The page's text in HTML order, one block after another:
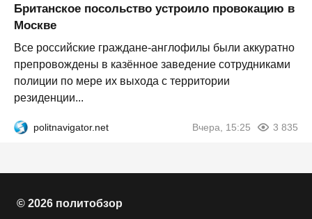
Британское посольство устроило провокацию в
Москве
Все российские граждане-англофилы были аккуратно
препровождены в казённое заведение сотрудниками
полиции по мере их выхода с территории
резиденции...
politnavigator.net Вчера, 15:25 3 835
© 2026 политобзор